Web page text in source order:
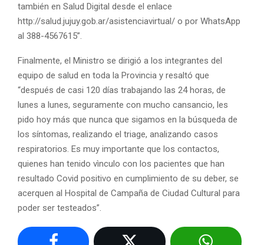
también en Salud Digital desde el enlace
http://salud.jujuy.gob.ar/asistenciavirtual/ o por WhatsApp
al 388-4567615”.
Finalmente, el Ministro se dirigió a los integrantes del
equipo de salud en toda la Provincia y resaltó que
“después de casi 120 días trabajando las 24 horas, de
lunes a lunes, seguramente con mucho cansancio, les
pido hoy más que nunca que sigamos en la búsqueda de
los síntomas, realizando el triage, analizando casos
respiratorios. Es muy importante que los contactos,
quienes han tenido vìnculo con los pacientes que han
resultado Covid positivo en cumplimiento de su deber, se
acerquen al Hospital de Campaña de Ciudad Cultural para
poder ser testeados”.